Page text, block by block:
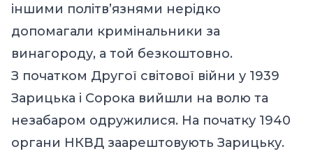
іншими політв’язнями нерідко
допомагали кримінальники за
винагороду, а той безкоштовно.
З початком Другої світової війни у 1939
Зарицька і Сорока вийшли на волю та
незабаром одружилися. На початку 1940
органи НКВД заарештовують Зарицьку.